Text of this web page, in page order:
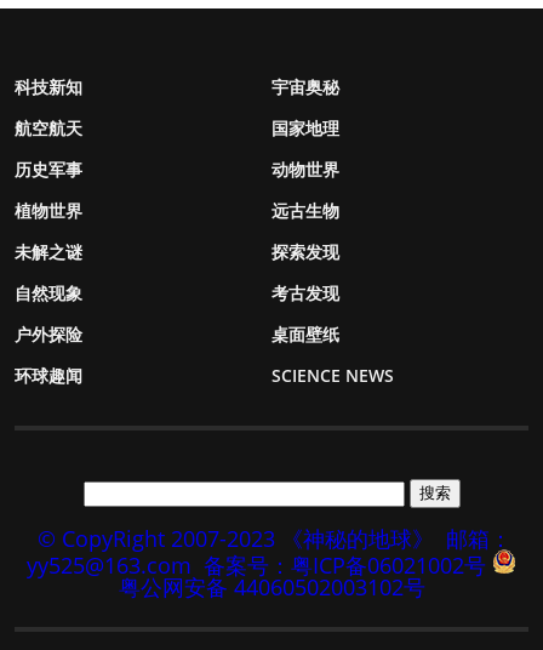
科技新知
宇宙奥秘
航空航天
国家地理
历史军事
动物世界
植物世界
远古生物
未解之谜
探索发现
自然现象
考古发现
户外探险
桌面壁纸
环球趣闻
SCIENCE NEWS
© CopyRight 2007-2023 《神秘的地球》
邮箱：
yy525@163.com 备案号：粤ICP备06021002号
粤公网安备 44060502003102号